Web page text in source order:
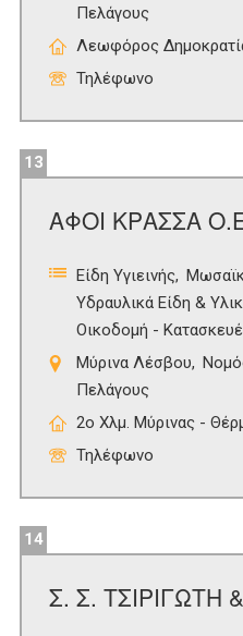
Πελάγους
Λεωφόρος
Τηλέφωνο
13
ΑΦΟΙ ΚΡΑΣΣΑ
Είδη Υγιεινής
Υδραυλικά Είδη &
Οικοδομή -
Μύρινα Λέσβου
Πελάγους
2ο Χλμ. Μύρινας -
Τηλέφωνο
14
Σ. Σ. ΤΣΙΡΙΓΩΤΗ